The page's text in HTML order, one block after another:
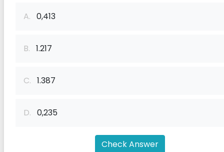
A. 0,413
B. 1.217
C. 1.387
D. 0,235
Check Answer